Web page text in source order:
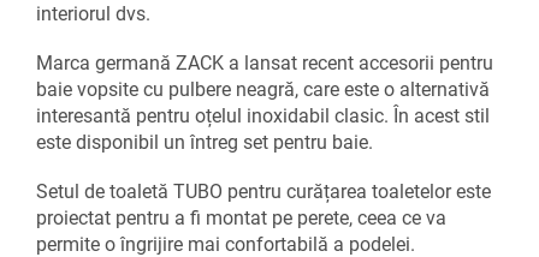
interiorul dvs.
Marca germană ZACK a lansat recent accesorii pentru
baie vopsite cu pulbere neagră, care este o alternativă
interesantă pentru oțelul inoxidabil clasic. În acest stil
este disponibil un întreg set pentru baie.
Setul de toaletă TUBO pentru curățarea toaletelor este
proiectat pentru a fi montat pe perete, ceea ce va
permite o îngrijire mai confortabilă a podelei.